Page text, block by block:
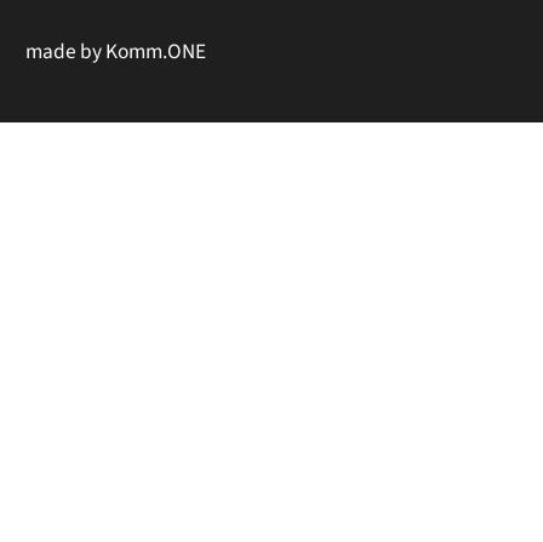
made byKomm.ONE